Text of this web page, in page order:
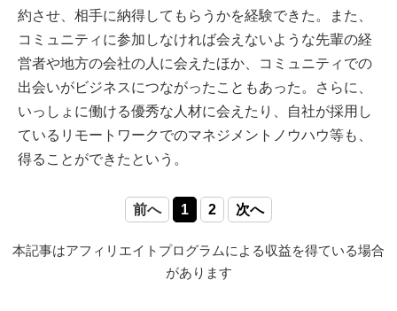
約させ、相手に納得してもらうかを経験できた。また、
コミュニティに参加しなければ会えないような先輩の経
営者や地方の会社の人に会えたほか、コミュニティでの
出会いがビジネスにつながったこともあった。さらに、
いっしょに働ける優秀な人材に会えたり、自社が採用し
ているリモートワークでのマネジメントノウハウ等も、
得ることができたという。
前へ 1 2 次へ
本記事はアフィリエイトプログラムによる収益を得ている場合
があります